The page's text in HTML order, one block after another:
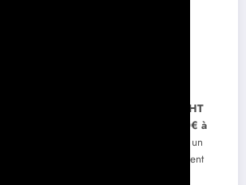
solaires choisis
et de raccordement au réseau
toiture
hangar photovoltaïque peut varier
environ
45 000€ à 80 000€ HT
d’un hangar existant, contre
135 000€ à
un nouveau bâtiment. Si l’on considère un
investisseur, l’absence d’investissement